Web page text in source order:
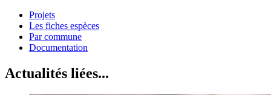
Projets
Les fiches espèces
Par commune
Documentation
Actualités liées...